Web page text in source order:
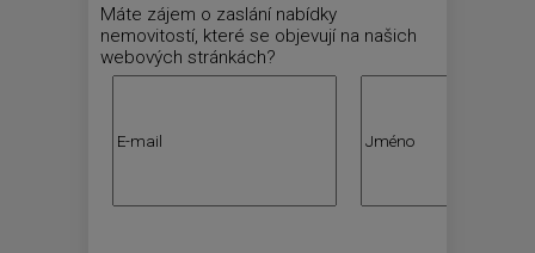
Máte zájem o zaslání nabídky
nemovitostí, které se objevují na našich
webových stránkách?